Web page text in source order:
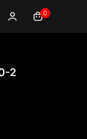
0
2